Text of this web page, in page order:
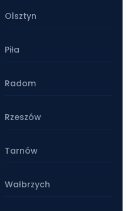
Olsztyn
Piła
Radom
Rzeszów
Tarnów
Wałbrzych